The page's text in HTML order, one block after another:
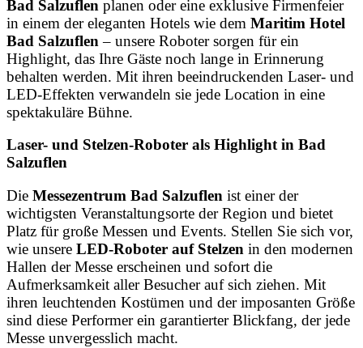
Bad Salzuflen planen oder eine exklusive Firmenfeier
in einem der eleganten Hotels wie dem Maritim Hotel
Bad Salzuflen – unsere Roboter sorgen für ein
Highlight, das Ihre Gäste noch lange in Erinnerung
behalten werden. Mit ihren beeindruckenden Laser- und
LED-Effekten verwandeln sie jede Location in eine
spektakuläre Bühne.
Laser- und Stelzen-Roboter als Highlight in Bad
Salzuflen
Die Messezentrum Bad Salzuflen ist einer der
wichtigsten Veranstaltungsorte der Region und bietet
Platz für große Messen und Events. Stellen Sie sich vor,
wie unsere LED-Roboter auf Stelzen in den modernen
Hallen der Messe erscheinen und sofort die
Aufmerksamkeit aller Besucher auf sich ziehen. Mit
ihren leuchtenden Kostümen und der imposanten Größe
sind diese Performer ein garantierter Blickfang, der jede
Messe unvergesslich macht.